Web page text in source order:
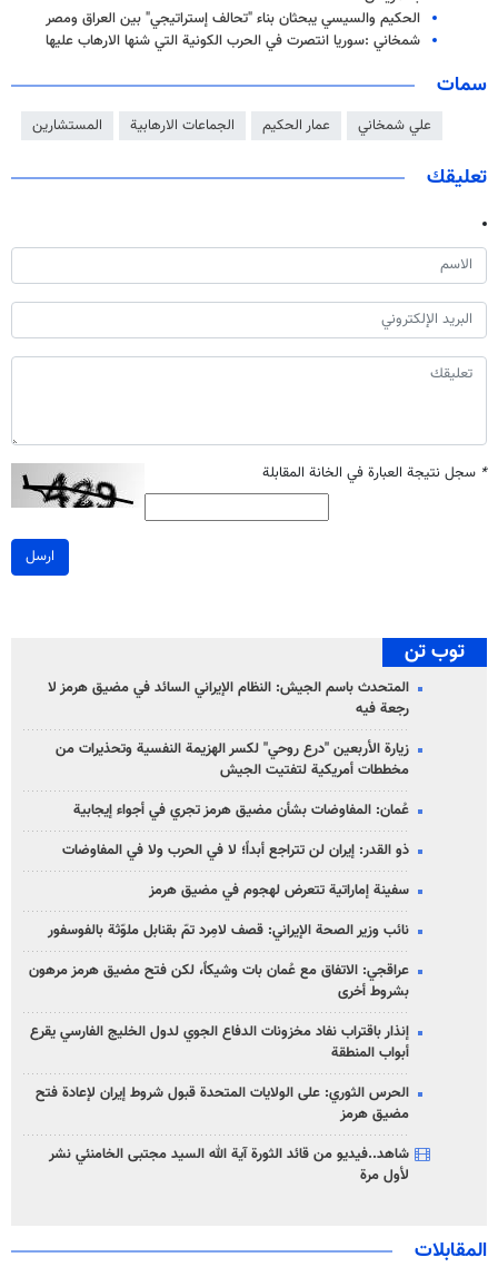
الحكيم والسيسي يبحثان بناء "تحالف إستراتيجي" بين العراق ومصر
شمخاني :سوريا انتصرت في الحرب الكونية التي شنها الارهاب عليها
سمات
علي شمخاني عمار الحكيم الجماعات الارهابية المستشارين
تعليقك
* سجل نتيجة العبارة في الخانة المقابلة
ارسل
توب تن
المتحدث باسم الجيش: النظام الإيراني السائد في مضيق هرمز لا
رجعة فيه
زيارة الأربعين "درع روحي" لكسر الهزيمة النفسية وتحذيرات من
مخططات أمريكية لتفتيت الجيش
عُمان: المفاوضات بشأن مضيق هرمز تجري في أجواء إيجابية
ذو القدر: إيران لن تتراجع أبداً؛ لا في الحرب ولا في المفاوضات
سفينة إماراتية تتعرض لهجوم في مضيق هرمز
نائب وزير الصحة الإيراني: قصف لامِرد تمّ بقنابل ملوّثة بالفوسفور
عراقجي: الاتفاق مع عُمان بات وشيكاً، لكن فتح مضيق هرمز مرهون
بشروط أخرى
إنذار باقتراب نفاد مخزونات الدفاع الجوي لدول الخليج الفارسي يقرع
أبواب المنطقة
الحرس الثوري: على الولايات المتحدة قبول شروط إيران لإعادة فتح
مضيق هرمز
شاهد..فيديو من قائد الثورة آية الله السيد مجتبى الخامنئي نشر
لأول مرة
المقابلات